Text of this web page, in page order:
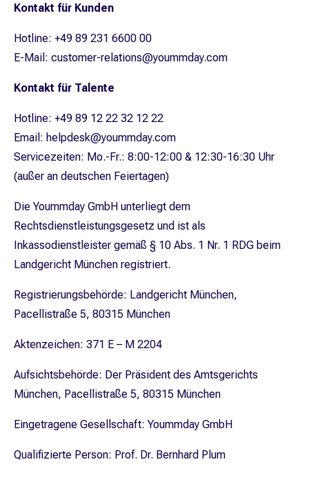
Kontakt für Kunden
Hotline: +49 89 231 6600 00
E-Mail: customer-relations@yoummday.com
Kontakt für Talente
Hotline: +49 89 12 22 32 12 22
Email: helpdesk@yoummday.com
Servicezeiten: Mo.-Fr.: 8:00-12:00 & 12:30-16:30 Uhr
(außer an deutschen Feiertagen)
Die Yoummday GmbH unterliegt dem
Rechtsdienstleistungsgesetz und ist als
Inkassodienstleister gemäß § 10 Abs. 1 Nr. 1 RDG beim
Landgericht München registriert.
Registrierungsbehörde: Landgericht München,
Pacellistraße 5, 80315 München
Aktenzeichen: 371 E – M 2204
Aufsichtsbehörde: Der Präsident des Amtsgerichts
München, Pacellistraße 5, 80315 München
Eingetragene Gesellschaft: Yoummday GmbH
Qualifizierte Person: Prof. Dr. Bernhard Plum